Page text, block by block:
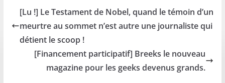
[Lu !] Le Testament de Nobel, quand le témoin d’un
meurtre au sommet n’est autre une journaliste qui
détient le scoop !
[Financement participatif] Breeks le nouveau
magazine pour les geeks devenus grands.